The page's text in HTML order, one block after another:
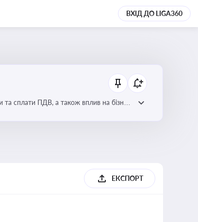
ВХІД ДО LIGA360
сплати ПДВ, а також вплив на бізнес
ЕКСПОРТ